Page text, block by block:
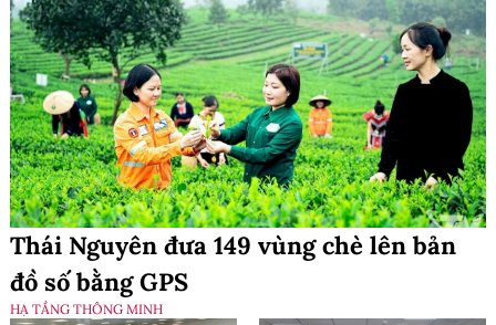
Thái Nguyên đưa 149 vùng chè lên bản
đồ số bằng GPS
HẠ TẦNG THÔNG MINH